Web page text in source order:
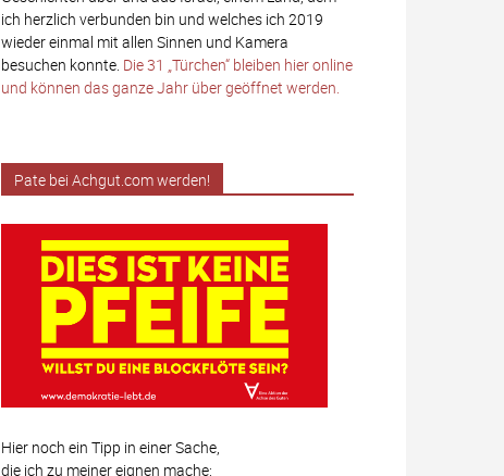
ich herzlich verbunden bin und welches ich 2019
wieder einmal mit allen Sinnen und Kamera
besuchen konnte. Die 31 „Türchen“ bleiben hier online
und können das ganze Jahr über geöffnet werden.
Pate bei Achgut.com werden!
Hier noch ein Tipp in einer Sache,
die ich zu meiner eignen mache: